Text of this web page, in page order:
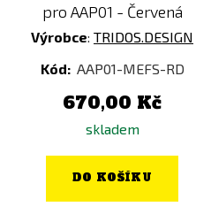
pro AAP01 - Červená
Výrobce: TRIDOS.DESIGN
Kód: AAP01-MEFS-RD
670,00 Kč
skladem
DO KOŠÍKU